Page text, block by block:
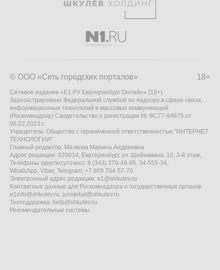
18+
© ООО «Сеть городских порталов»
Сетевое издание «Е1.РУ Екатеринбург Онлайн» (18+)
Зарегистрировано Федеральной службой по надзору в сфере связи,
информационных технологий и массовых коммуникаций
(Роскомнадзор) Свидетельство о регистрации № ФС77-84675 от
06.02.2023 г.
Учредитель: Общество с ограниченной ответственностью "ИНТЕРНЕТ
ТЕХНОЛОГИИ"
Главный редактор: Малкова Марина Андреевна
Адрес редакции: 620014, Екатеринбург, ул. Шейнкмана, 10, 3-й этаж,
Телефоны (круглосуточно): 8 (343) 379-49-95, 34-555-34,
WhatsApp, Viber, Telegram: +7 909 704-57-70
Электронный адрес редакции: e1@shkulev.ru
Контактные данные для Роскомнадзора и государственных органов:
e1info@shkulev.ru, juristekat@shkulev.ru
Техподдержка: help@shkulev.ru
Рекомендательные системы